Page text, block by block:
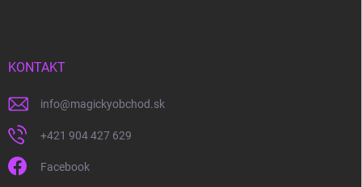
KONTAKT
info@magickyobchod.sk
+421 904 427 629
Facebook